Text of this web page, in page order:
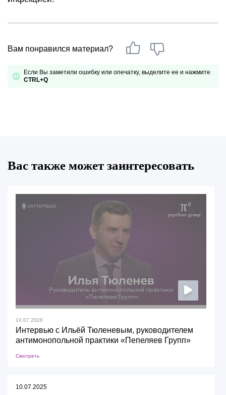
Вам понравился материал?
Если Вы заметили ошибку или опечатку, выделите ее и нажмите
CTRL+Q
Вас также может заинтересовать
13.07.2026
Интервью с Ильёй Тюленевым, руководителем
антимонопольной практики «Пепеляев Групп»
Смотреть
10.07.2025